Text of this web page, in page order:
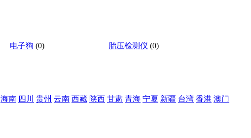
电子狗 (0) 胎压检测仪 (0)
海南 四川 贵州 云南 西藏 陕西 甘肃 青海 宁夏 新疆 台湾 香港 澳门